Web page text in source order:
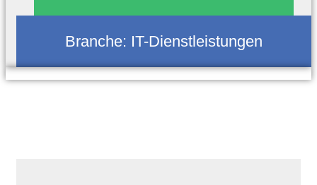
Branche: IT-Dienstleistungen